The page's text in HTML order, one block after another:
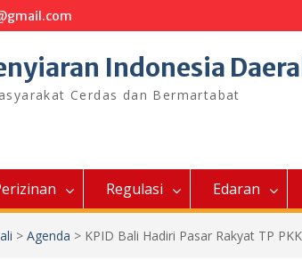
Indonesia
Cerdas dan Bermartabat
Regulasi Edaran
> Agenda > KPID Bali Hadiri Pasar Rakyat TP